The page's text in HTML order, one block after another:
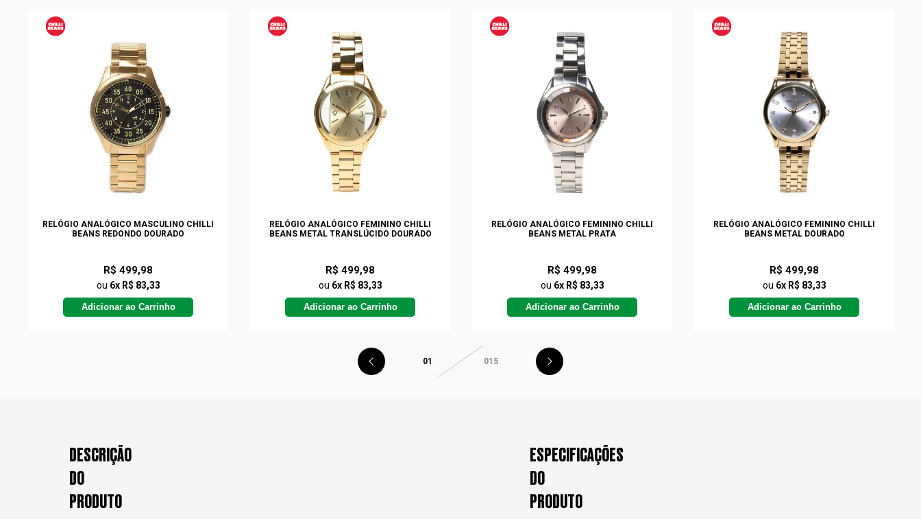
RELÓGIO ANALÓGICO MASCULINO CHILLI
BEANS REDONDO DOURADO
R$ 499,98
ou 6x R$ 83,33
Adicionar ao Carrinho
RELÓGIO ANALÓGICO FEMININO CHILLI
BEANS METAL TRANSLÚCIDO DOURADO
R$ 499,98
ou 6x R$ 83,33
Adicionar ao Carrinho
RELÓGIO ANALÓGICO FEMININO CHILLI
BEANS METAL PRATA
R$ 499,98
ou 6x R$ 83,33
Adicionar ao Carrinho
RELÓGIO ANALÓGICO FEMININO CHILLI
BEANS METAL DOURADO
R$ 499,98
ou 6x R$ 83,33
Adicionar ao Carrinho
01 015
DESCRIÇÃO
DO
PRODUTO
ESPECIFICAÇÕES
DO
PRODUTO